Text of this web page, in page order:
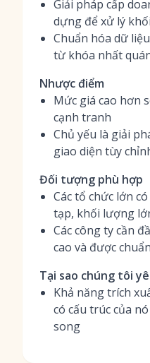
Giải pháp cấp
dựng để xử lý
Chuẩn hóa dữ
từ khóa nhất
Nhược điểm
Mức giá cao hơn
cạnh tranh
Chủ yếu là giải
giao diện tùy
Đối tượng phù hợp
Các tổ chức lớn
tạp, khối lượng
Các công ty cần
cao và được
Tại sao chúng tôi
Khả năng trích
có cấu trúc của
song